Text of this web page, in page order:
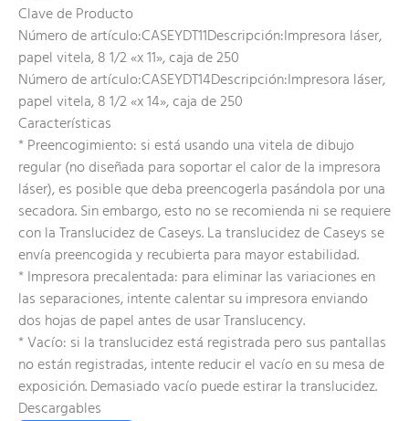
Clave de Producto
Número de artículo:CASEYDT11Descripción:Impresora láser,
papel vitela, 8 1/2 «x 11», caja de 250
Número de artículo:CASEYDT14Descripción:Impresora láser,
papel vitela, 8 1/2 «x 14», caja de 250
Características
* Preencogimiento: si está usando una vitela de dibujo
regular (no diseñada para soportar el calor de la impresora
láser), es posible que deba preencogerla pasándola por una
secadora. Sin embargo, esto no se recomienda ni se requiere
con la Translucidez de Caseys. La translucidez de Caseys se
envía preencogida y recubierta para mayor estabilidad.
* Impresora precalentada: para eliminar las variaciones en
las separaciones, intente calentar su impresora enviando
dos hojas de papel antes de usar Translucency.
* Vacío: si la translucidez está registrada pero sus pantallas
no están registradas, intente reducir el vacío en su mesa de
exposición. Demasiado vacío puede estirar la translucidez.
Descargables